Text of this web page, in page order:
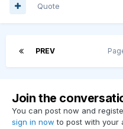
Quote
PREV
Join the
You can post now and
sign in now to post with your